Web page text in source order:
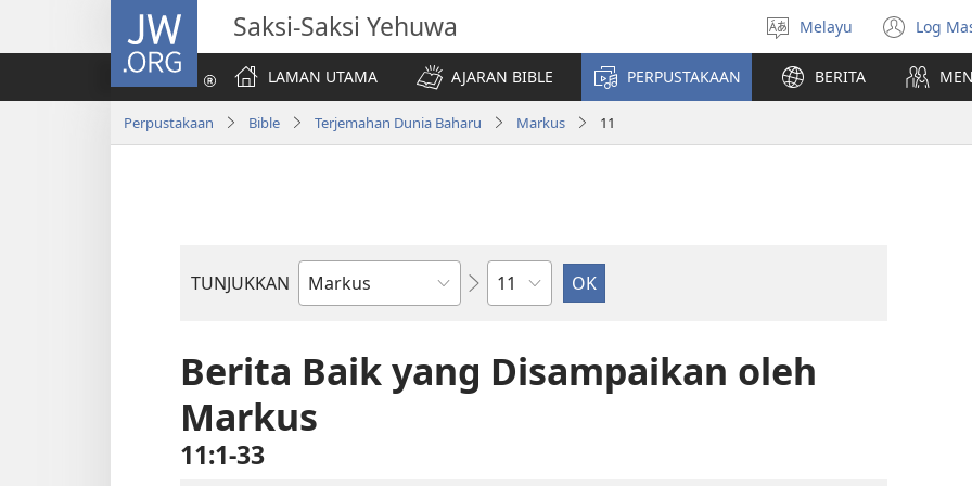
JW.ORG Saksi-Saksi Yehuwa
Pilih
Bahasa
Melayu Log
LAMAN UTAMA
AJARAN BIBLE PERPUSTAKAAN BERITA
Perpustakaan Bible Terjemahan Dunia Baharu Markus 11
TUNJUKKAN
Buku
Bab
Berita Baik yang Disampaikan oleh
Markus
11:1-33